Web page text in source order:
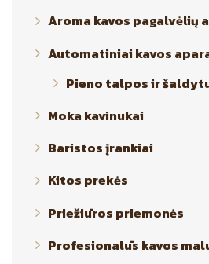
Aroma kavos pagalvėlių
Automatiniai kavos
Pieno talpos ir
Moka kavinukai
Baristos įrankiai
Kitos prekės
Priežiūros priemonės
Profesionalūs kavos